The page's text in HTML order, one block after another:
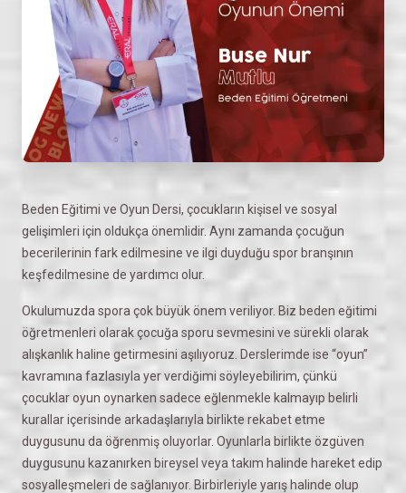
Beden Eğitimi ve Oyun Dersi, çocukların kişisel ve sosyal
gelişimleri için oldukça önemlidir. Aynı zamanda çocuğun
becerilerinin fark edilmesine ve ilgi duyduğu spor branşının
keşfedilmesine de yardımcı olur.
Okulumuzda spora çok büyük önem veriliyor. Biz beden eğitimi
öğretmenleri olarak çocuğa sporu sevmesini ve sürekli olarak
alışkanlık haline getirmesini aşılıyoruz. Derslerimde ise “oyun”
kavramına fazlasıyla yer verdiğimi söyleyebilirim, çünkü
çocuklar oyun oynarken sadece eğlenmekle kalmayıp belirli
kurallar içerisinde arkadaşlarıyla birlikte rekabet etme
duygusunu da öğrenmiş oluyorlar. Oyunlarla birlikte özgüven
duygusunu kazanırken bireysel veya takım halinde hareket edip
sosyalleşmeleri de sağlanıyor. Birbirleriyle yarış halinde olup